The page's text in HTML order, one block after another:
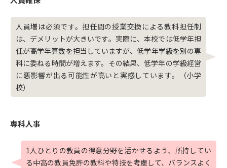
人員増は必須です。担任間の授業交換による教科担任制
は、デメリットが大きいです。実際に、本校では低学年担
任が高学年算数を担当していますが、低学年学級を別の専
科に委ねる時間が増えます。その結果、低学年の学級経営
に悪影響が出る可能性が高いと実感しています。（小学
校）
専科人事
1人ひとりの教員の得意分野を活かせるよう、所持してい
る中高の教員免許の教科や特技を考慮して、バランスよく